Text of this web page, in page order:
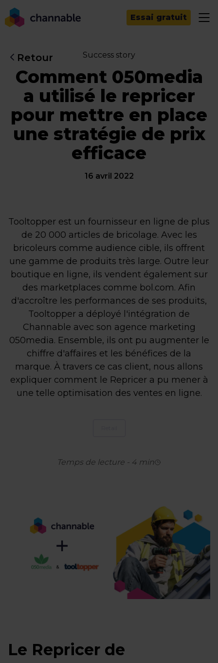
Essai gratuit
Retour Success story
Comment 050media
a utilisé le repricer
pour mettre en place
une stratégie de prix
efficace
16 avril 2022
Tooltopper est un fournisseur en ligne de plus
de 20 000 articles de bricolage. Avec les
bricoleurs comme audience cible, ils offrent
une gamme de produits très large. Outre leur
boutique en ligne, ils vendent également sur
des marketplaces comme bol.com. Afin
d'accroître les performances de ses produits,
Tooltopper a déployé l'intégration de
Channable avec son agence marketing
050media. Ensemble, ils ont pu augmenter le
chiffre d'affaires et les bénéfices de la
marque. À travers ce cas client, nous allons
expliquer comment le Repricer a pu mener à
une telle optimisation des ventes en ligne.
Temps de lecture - 4 min
Le Repricer de